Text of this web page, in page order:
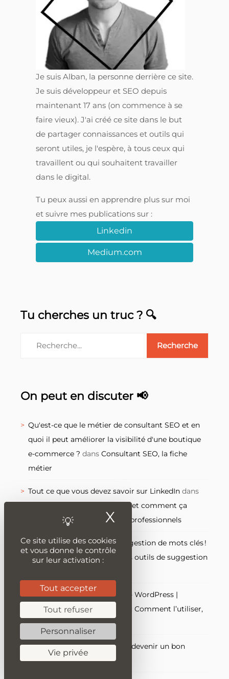
Je suis Alban, la personne derrière ce site.
Je suis développeur et SEO depuis
maintenant 17 ans (on commence à se
faire vieux). J'ai créé ce site dans le but
de partager connaissances et outils qui
seront utiles, je l'espère, à tous ceux qui
travaillent ou qui souhaitent travailler
dans le digital.
Tu peux aussi en apprendre plus sur moi
et suivre mes publications sur :
Linkedin
Medium.com
Tu cherches un truc ? 🔍
On peut en discuter 📢
Qu'est-ce que le métier de consultant SEO et en
quoi il peut améliorer la visibilité d'une boutique
e-commerce ? dans Consultant SEO, la fiche
métier
Tout ce que vous devez savoir sur LinkedIn dans
LinkedIn : qu’est-ce que c’est et comment ça
marche, le réseau social des professionnels
Tout savoir sur l’outil de suggestion de mots clés !
dansQuels sont les meilleurs outils de suggestion
Yoast SEO le guide complet - WordPress |
Refbax.comdansMailchimp : Comment l’utiliser,
le guide complet
clic monkeydansComment devenir un bon
rédacteur web ?
Ce site utilise des cookies
et vous donne le contrôle
sur leur activation :
Tout accepter
Tout refuser
Personnaliser
Vie privée
X Masquer le